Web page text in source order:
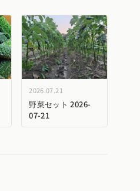
2026.07.21
野菜セット 2026-
07-21